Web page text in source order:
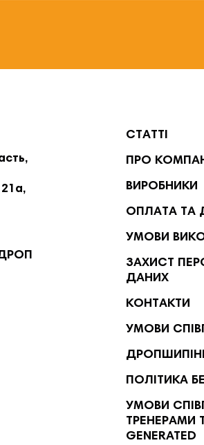
СТАТТІ
ПРО
ВИРОБНИКИ
ОПЛАТА ТА
УМОВИ
ЗАХИСТ
ДАНИХ
КОНТАКТИ
УМОВИ
ПОЛІТИКА
УМОВИ
ТРЕНЕРАМИ
GENERATED